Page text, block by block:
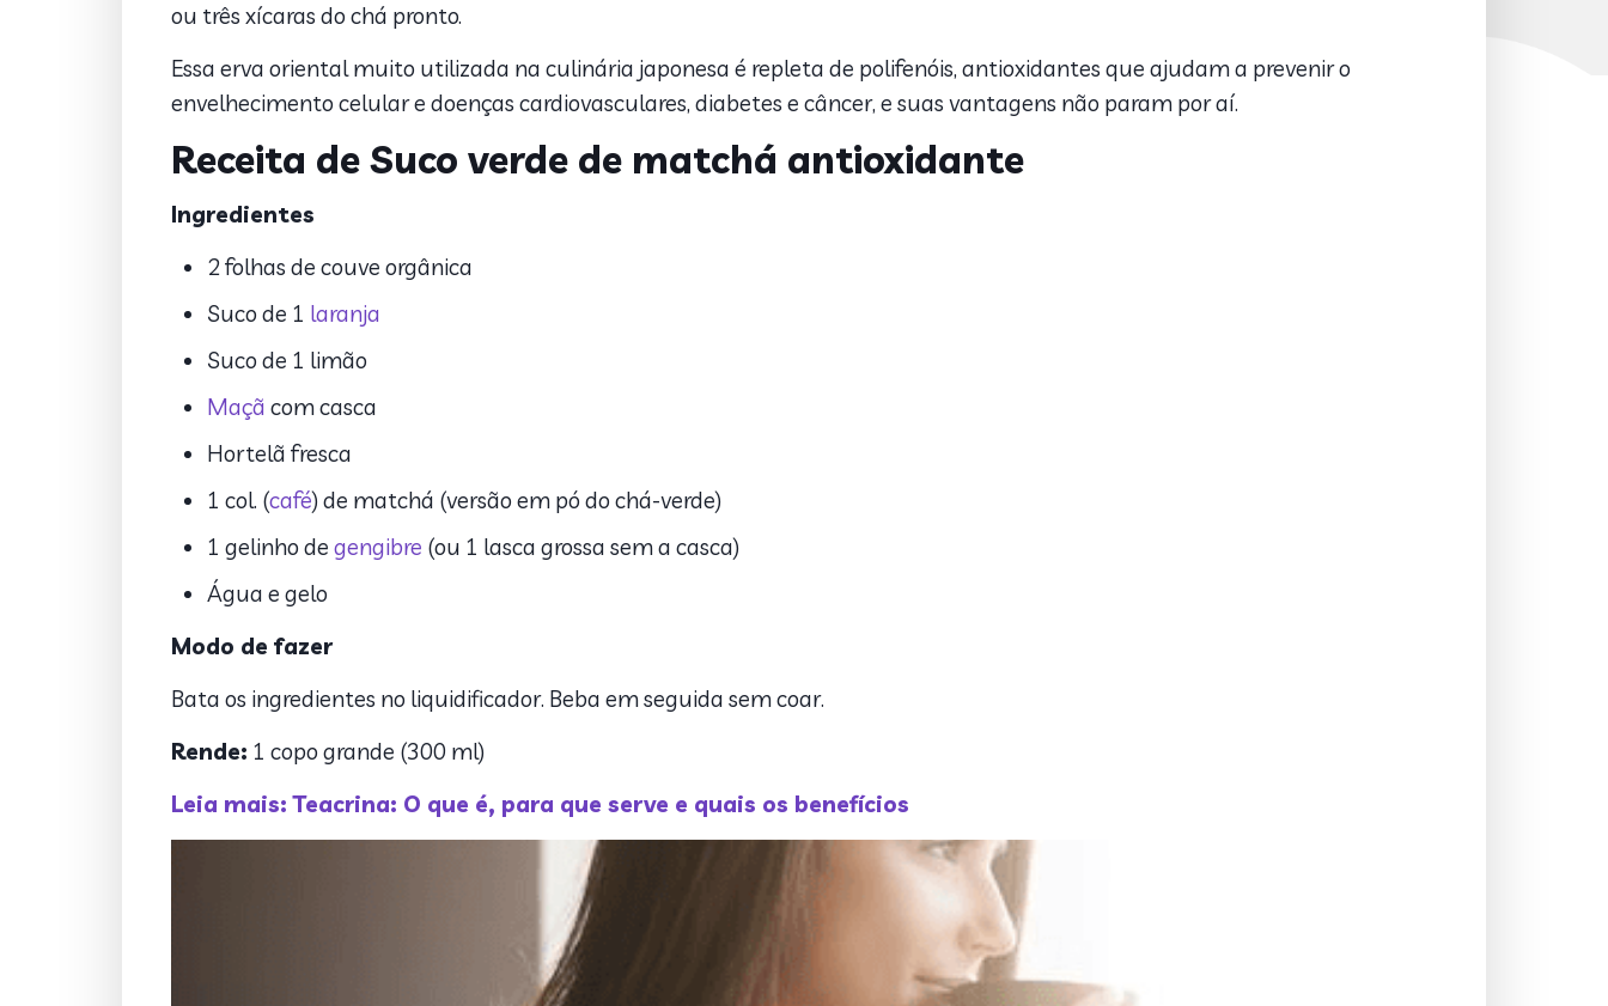
ou três xícaras do chá pronto.
Essa erva oriental muito utilizada na culinária japonesa é repleta de polifenóis, antioxidantes que ajudam a prevenir o
envelhecimento celular e doenças cardiovasculares, diabetes e câncer, e suas vantagens não param por aí.
Receita de Suco verde de matchá antioxidante
Ingredientes
2 folhas de couve orgânica
Suco de 1 laranja
Suco de 1 limão
Maçã com casca
Hortelã fresca
1 col. (café) de matchá (versão em pó do chá-verde)
1 gelinho de gengibre (ou 1 lasca grossa sem a casca)
Água e gelo
Modo de fazer
Bata os ingredientes no liquidificador. Beba em seguida sem coar.
Rende: 1 copo grande (300 ml)
Leia mais: Teacrina: O que é, para que serve e quais os benefícios